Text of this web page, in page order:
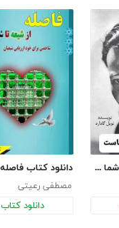
دانلود کتاب ایمان شما ثروت شماست
مصطفی رعیتی
دانلود کتاب